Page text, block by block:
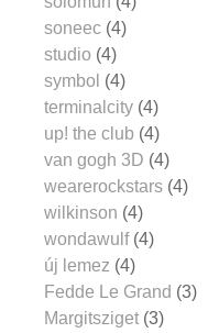
soneec (4)
studio (4)
symbol (4)
terminalcity (4)
up! the club (4)
van gogh 3D (4)
wearerockstars (4)
wilkinson (4)
wondawulf (4)
új lemez (4)
Fedde Le Grand (3)
Margitsziget (3)